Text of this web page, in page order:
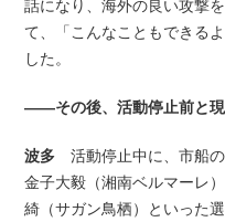
話になり、海外の良い攻撃
て、「こんなこともできる
した。
――その後、活動停止前と現
波多 活動停止中に、市船
金子大毅（湘南ベルマーレ
綺（サガン鳥栖）といった